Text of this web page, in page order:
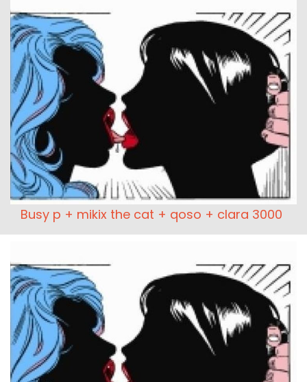
Busy p + mikix the cat + qoso + clara 3000